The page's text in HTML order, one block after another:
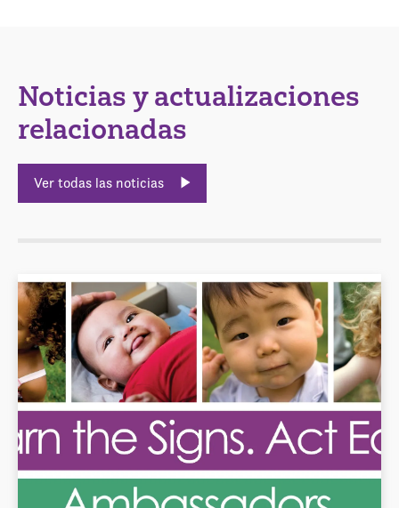
Noticias y actualizaciones
relacionadas
Ver todas las noticias